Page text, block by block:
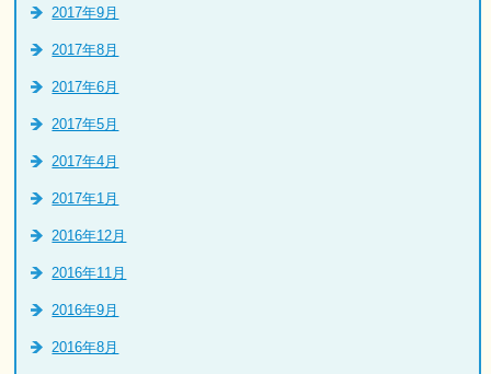
2017年9月
2017年8月
2017年6月
2017年5月
2017年4月
2017年1月
2016年12月
2016年11月
2016年9月
2016年8月